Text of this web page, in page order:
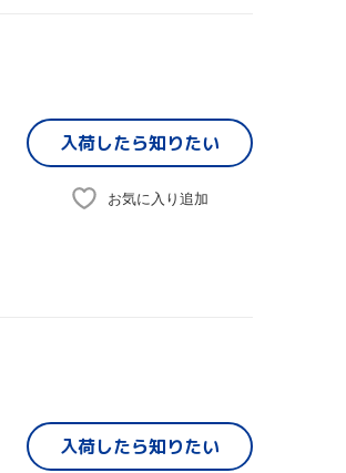
入荷したら知りたい
お気に入り追加
入荷したら知りたい